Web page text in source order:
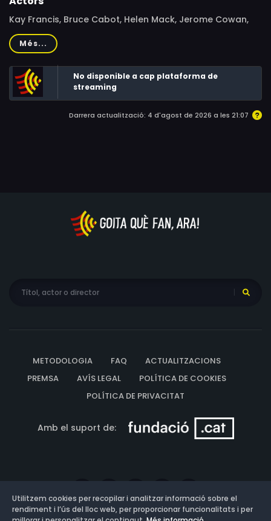
Kay Francis, Bruce Cabot, Helen Mack, Jerome Cowan,
Craig Reynolds, Ruth Lee, Jean Fenwick, Mary Gordon,
Larry Olsen, Johnny Calkins, Jonathan Hale, Addison
Richards, Leonard Mudie, Reid Kilpatrick, Virginia Wave,
Napoleon Simpson, Pierre Watkin
Més...
No disponible a cap plataforma de
streaming
Darrera actualització: 4 d'agost de 2026 a les 21:07
METODOLOGIA FAQ
ACTUALITZACIONS
PREMSA
AVÍS LEGAL
POLÍTICA DE COOKIES
POLÍTICA DE PRIVACITAT
Amb el suport de:
Utilitzem cookies per recopilar i analitzar informació sobre el
rendiment i l’ús del lloc web, per proporcionar funcionalitats i per